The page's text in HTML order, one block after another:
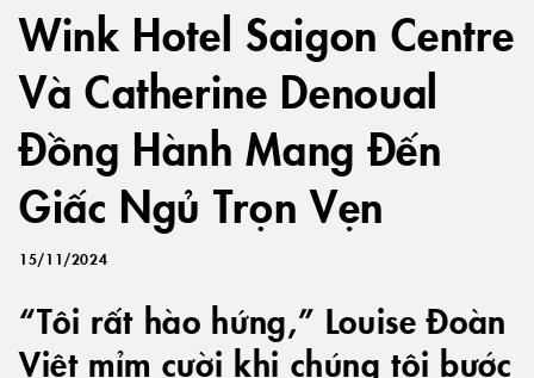
Wink Hotel Saigon Centre
Và Catherine Denoual
Đồng Hành Mang Đến
Giấc Ngủ Trọn Vẹn
15/11/2024
“Tôi rất hào hứng,” Louise Đoàn
Việt mỉm cười khi chúng tôi bước